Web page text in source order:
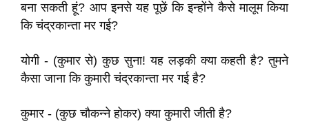
बना सकती हूं? आप इनसे यह पूछें कि इन्होंने कैसे मालूम किया
कि चंद्रकान्ता मर गई?
योगी - (कुमार से) कुछ सुना! यह लड़की क्या कहती है? तुमने
कैसा जाना कि कुमारी चंद्रकान्ता मर गई है?
कुमार - (कुछ चौकन्ने होकर) क्या कुमारी जीती है?